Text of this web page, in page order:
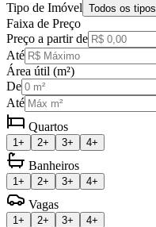
Tipo de Imóvel Todos os tipos
Faixa de Preço
Preço a partir de
Até
Área útil (m²)
De
Até
Quartos
1+ 2+ 3+ 4+
Banheiros
1+ 2+ 3+ 4+
Vagas
1+ 2+ 3+ 4+